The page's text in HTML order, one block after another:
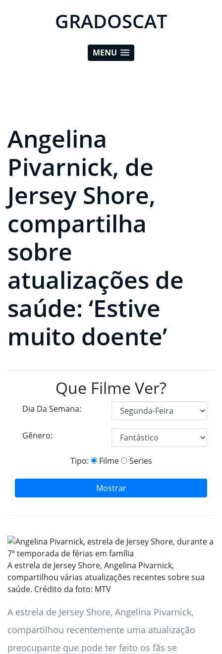
GRADOSCAT
MENU
Angelina
Pivarnick, de
Jersey Shore,
compartilha
sobre
atualizações de
saúde: ‘Estive
muito doente’
Que Filme Ver?
Dia Da Semana:
Gênero:
Tipo: Filme Series
Mostrar
A estrela de Jersey Shore, Angelina Pivarnick,
compartilhou várias atualizações recentes sobre sua
saúde. Crédito da foto: MTV
A estrela de Jersey Shore, Angelina Pivarnick,
compartilhou recentemente uma atualização
preocupante que pode ter feito os fãs se